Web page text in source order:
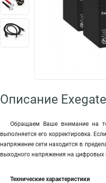
Описание
Обращаем Ваше внимание на
выполняется его корректировка.
напряжение сети находится в
выходного напряжения на цифровых
Технические характеристики